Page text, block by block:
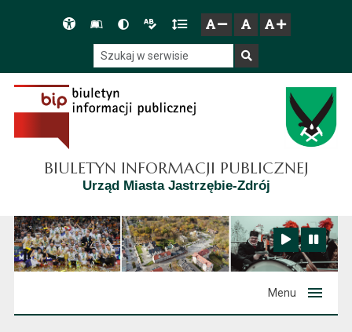
Przejdź do głównego menu
Przejdź do treści
Przejdź do mapy serwisu
Deklaracja
SłownikWersjaWersja
tekstowa
Gęstość
tekstu
BIULETYN INFORMACJI PUBLICZNEJ
Urząd Miasta Jastrzębie-Zdrój
Menu